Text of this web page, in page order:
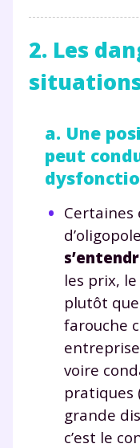
2. Les
a. Une
peut
les prix,
plutôt
farouche
voire
pratiques
grande
c’est le